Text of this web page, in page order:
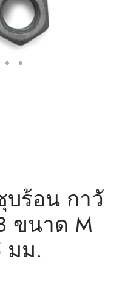
ร้อน กาวั
ขนาด M
มม.